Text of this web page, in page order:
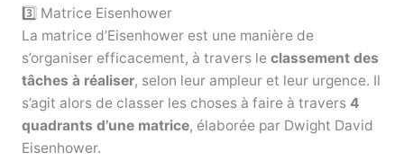
3️⃣ Matrice Eisenhower
La matrice d’Eisenhower est une manière de
s’organiser efficacement, à travers le classement des
tâches à réaliser, selon leur ampleur et leur urgence. Il
s’agit alors de classer les choses à faire à travers 4
quadrants d’une matrice, élaborée par Dwight David
Eisenhower.